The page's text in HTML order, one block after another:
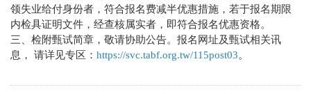
领失业给付身份者，符合报名费减半优惠措施，若于报名期限
内检具证明文件，经查核属实者，即符合报名优惠资格。
三、检附甄试简章，敬请协助公告。报名网址及甄试相关讯
息， 请详见专区： https://svc.tabf.org.tw/115post03。